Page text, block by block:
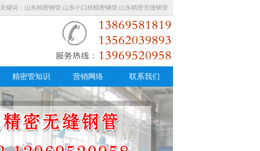
关键词：山东精密钢管,山东小口径精密钢管,山东精密无缝钢管
精密管知识 营销网络 联系我们